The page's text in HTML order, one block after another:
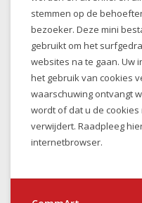
stemmen op de
bezoeker. Deze mini
gebruikt om het
websites na te gaan. Uw
het gebruik van cookies
waarschuwing ontvangt
wordt of dat u de
verwijdert. Raadpleeg
internetbrowser.